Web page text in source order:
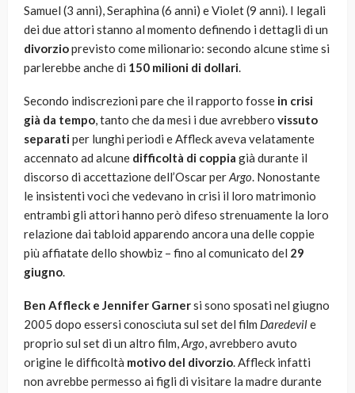
Samuel (3 anni), Seraphina (6 anni) e Violet (9 anni). I legali
dei due attori stanno al momento definendo i dettagli di un
divorzioprevisto come milionario: secondo alcune stime si
parlerebbe anche di 150 milioni di dollari.
Secondo indiscrezioni pare che il rapporto fosse in crisi
già da tempo, tanto che da mesi i due avrebbero vissuto
separatiper lunghi periodi e Affleck aveva velatamente
accennato ad alcune difficoltà di coppia già durante il
discorso di accettazione dell’Oscar perArgo. Nonostante
le insistenti voci che vedevano in crisi il loro matrimonio
entrambi gli attori hanno però difeso strenuamente la loro
relazione dai tabloid apparendo ancora una delle coppie
più affiatate dello showbiz – fino al comunicato del 29
giugno.
Ben Affleck e Jennifer Garnersi sono sposati nel giugno
2005 dopo essersi conosciuta sul set del film Daredevile
proprio sul set di un altro film,Argo, avrebbero avuto
origine le difficoltà motivo del divorzio. Affleck infatti
non avrebbe permesso ai figli di visitare la madre durante